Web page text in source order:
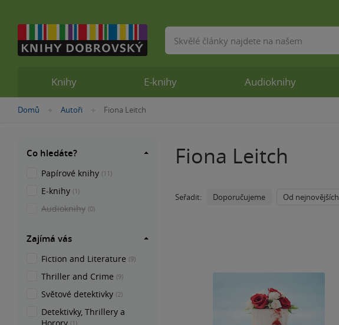
Nacházíte
Domů »Autoři »Fiona Leitch
Fiona Leitch
Seřadit: Doporučujeme Od nejnovějších
Co hledáte?
Papírové knihy (11)
E-knihy (1)
Audioknihy (0)
Zajímá vás
Fiction and Literature (9)
Thriller and Crime (9)
Světové detektivky (2)
Detektivky, Thrillery a
(1)
Knihy E-knihy Audioknihy
Vyhledávání